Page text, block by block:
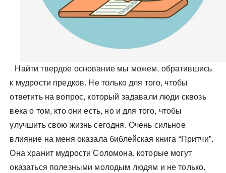
Найти твердое основание мы можем, обратившись
к мудрости предков. Не только для того, чтобы
ответить на вопрос, который задавали люди сквозь
века о том, кто они есть, но и для того, чтобы
улучшить свою жизнь сегодня. Очень сильное
влияние на меня оказала библейская книга “Притчи”.
Она хранит мудрости Соломона, которые могут
оказаться полезными молодым людям и не только.